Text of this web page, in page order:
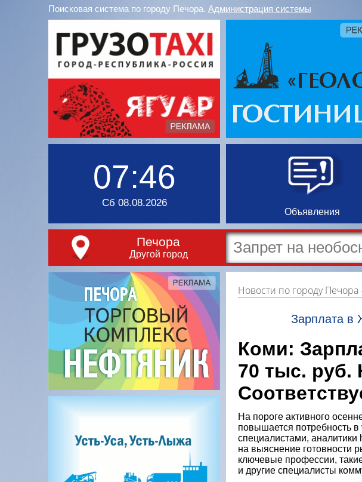
Поисковая система по городу Печора. Администрация системы
07:46
Сб 08.08.2026
Объявления
Печора
Другой город
Новости по городу Печора-
Зарплата в
Коми:
70 тыс. руб.
На пороге активного
повышается потребность
специалистами,
на выяснение готовности
ключевые профессии,
и другие специалисты